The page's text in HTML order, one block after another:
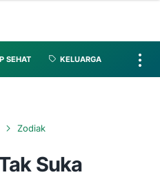
SEHAT KELUARGA
Zodiak
Suka